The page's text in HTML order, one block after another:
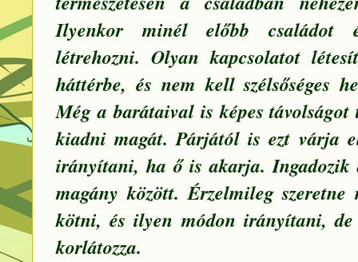
Ilyenkor minél előbb családot
létrehozni. Olyan kapcsolatot
háttérbe, és nem kell szélsőséges
Még a barátaival is képes
kiadni magát. Párjától is ezt várja
irányítani, ha ő is akarja. Ingadozik
magány között. Érzelmileg szeretne
kötni, és ilyen módon irányítani,
korlátozza.